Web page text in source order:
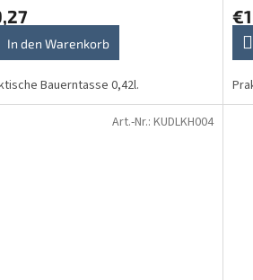
In den Warenkorb
Bauerntasse 0,42l.
Art.-Nr.: KUDLKH004